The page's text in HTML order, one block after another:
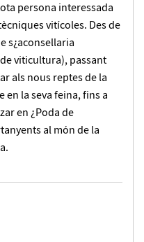
persona interessada
vitícoles. Des de
s¿aconsellaria
viticultura), passant
als nous reptes de la
la seva feina, fins a
en ¿Poda de
al món de la